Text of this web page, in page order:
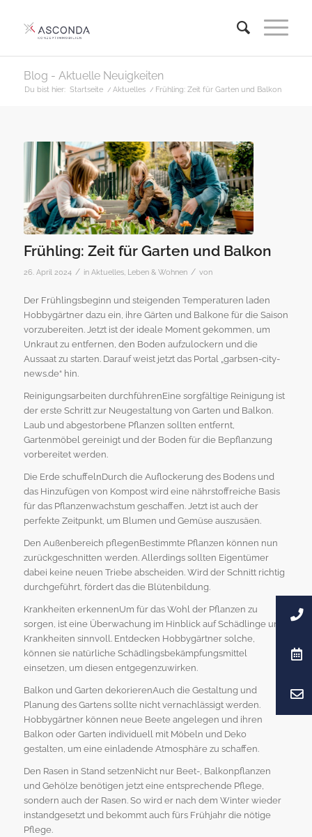
Blog - Aktuelle Neuigkeiten
Du bist hier: Startseite / Aktuelles / Frühling: Zeit für Garten und Balkon
Frühling: Zeit für Garten und Balkon
26. April 2024 / in Aktuelles, Leben & Wohnen / von
Der Frühlingsbeginn und steigenden Temperaturen laden
Hobbygärtner dazu ein, ihre Gärten und Balkone für die Saison
vorzubereiten. Jetzt ist der ideale Moment gekommen, um
Unkraut zu entfernen, den Boden aufzulockern und die
Aussaat zu starten. Darauf weist jetzt das Portal „garbsen-city-
news.de“ hin.
Reinigungsarbeiten durchführenEine sorgfältige Reinigung ist
der erste Schritt zur Neugestaltung von Garten und Balkon.
Laub und abgestorbene Pflanzen sollten entfernt,
Gartenmöbel gereinigt und der Boden für die Bepflanzung
vorbereitet werden.
Die Erde schuffelnDurch die Auflockerung des Bodens und
das Hinzufügen von Kompost wird eine nährstoffreiche Basis
für das Pflanzenwachstum geschaffen. Jetzt ist auch der
perfekte Zeitpunkt, um Blumen und Gemüse auszusäen.
Den Außenbereich pflegenBestimmte Pflanzen können nun
zurückgeschnitten werden. Allerdings sollten Eigentümer
dabei keine neuen Triebe abscheiden. Wird der Schnitt richtig
durchgeführt, fördert das die Blütenbildung.
Krankheiten erkennenUm für das Wohl der Pflanzen zu
sorgen, ist eine Überwachung im Hinblick auf Schädlinge und
Krankheiten sinnvoll. Entdecken Hobbygärtner solche,
können sie natürliche Schädlingsbekämpfungsmittel
einsetzen, um diesen entgegenzuwirken.
Balkon und Garten dekorierenAuch die Gestaltung und
Planung des Gartens sollte nicht vernachlässigt werden.
Hobbygärtner können neue Beete angelegen und ihren
Balkon oder Garten individuell mit Möbeln und Deko
gestalten, um eine einladende Atmosphäre zu schaffen.
Den Rasen in Stand setzenNicht nur Beet-, Balkonpflanzen
und Gehölze benötigen jetzt eine entsprechende Pflege,
sondern auch der Rasen. So wird er nach dem Winter wieder
instandgesetzt und bekommt auch fürs Frühjahr die nötige
Pflege.